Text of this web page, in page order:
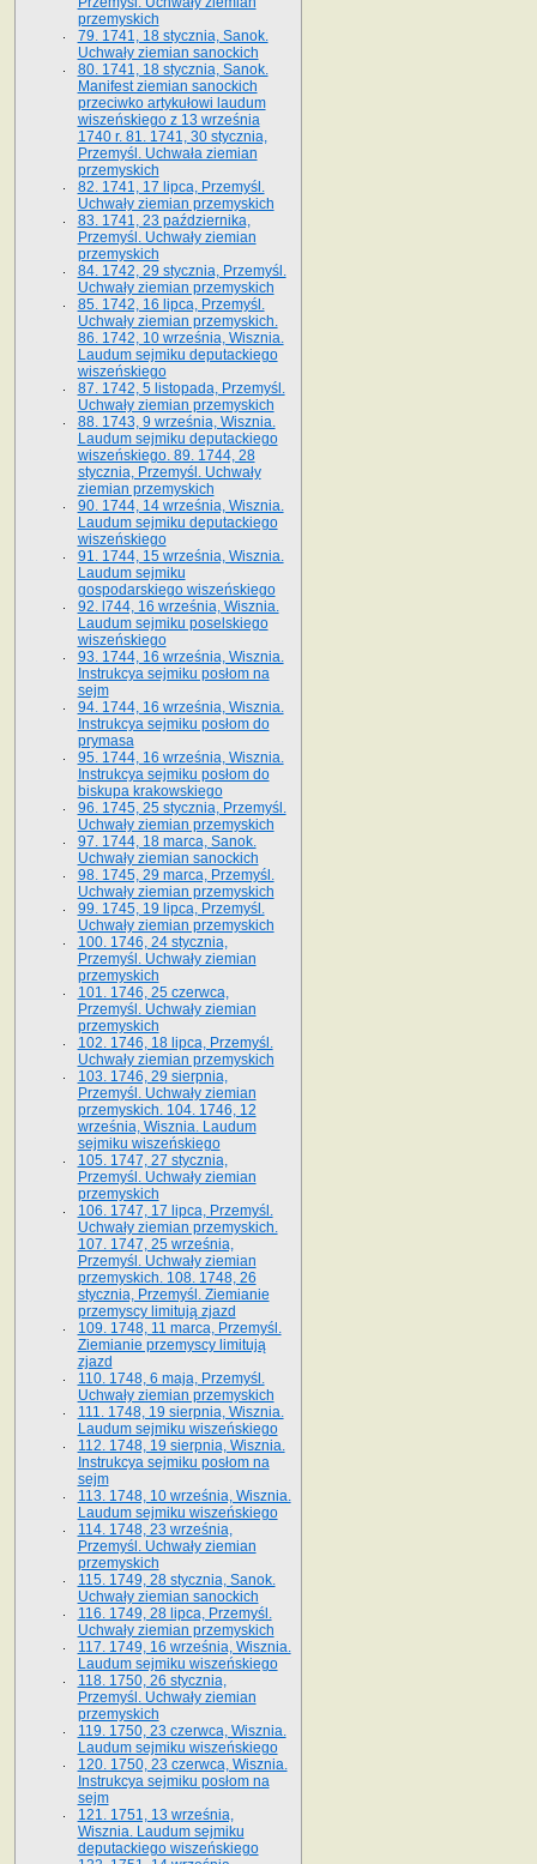
przemyskich
79. 1741, 18 stycznia, Sanok.
Uchwały ziemian sanockich
80. 1741, 18 stycznia, Sanok.
Manifest ziemian sanockich
przeciwko artykułowi laudum
wiszeńskiego z 13 wrze­śnia
1740 r. 81. 1741, 30 stycznia,
Przemyśl. Uchwała ziemian
przemyskich
82. 1741, 17 lipca, Przemyśl.
Uchwały ziemian przemyskich
83. 1741, 23 października,
Przemyśl. Uchwały ziemian
przemyskich
84. 1742, 29 stycznia, Przemyśl.
Uchwały ziemian przemyskich
85. 1742, 16 lipca, Przemyśl.
Uchwały ziemian przemyskich.
86. 1742, 10 września, Wisznia.
Laudum sejmiku deputackiego
wiszeńskiego
87. 1742, 5 listopada, Przemyśl.
Uchwały ziemian przemyskich
88. 1743, 9 września, Wisznia.
Laudum sejmiku deputackiego
wiszeńskiego. 89. 1744, 28
stycznia, Przemyśl. Uchwały
ziemian przemyskich
90. 1744, 14 września, Wisznia.
Laudum sejmiku deputackiego
wiszeńskiego
91. 1744, 15 września, Wisznia.
Laudum sejmiku
gospodarskiego wiszeńskiego
92. l744, 16 września, Wisznia.
Laudum sejmiku poselskiego
wiszeńskiego
93. 1744, 16 września, Wisznia.
Instrukcya sejmiku posłom na
sejm
94. 1744, 16 września, Wisznia.
Instrukcya sejmiku posłom do
prymasa
95. 1744, 16 września, Wisznia.
Instrukcya sejmiku posłom do
biskupa krakowskiego
96. 1745, 25 stycznia, Przemyśl.
Uchwały ziemian przemyskich
97. 1744, 18 marca, Sanok.
Uchwały ziemian sanockich
98. 1745, 29 marca, Przemyśl.
Uchwały ziemian przemyskich
99. 1745, 19 lipca, Przemyśl.
Uchwały ziemian przemyskich
100. 1746, 24 stycznia,
Przemyśl. Uchwały ziemian
przemyskich
101. 1746, 25 czerwca,
Przemyśl. Uchwały ziemian
przemyskich
102. 1746, 18 lipca, Przemyśl.
Uchwały ziemian przemyskich
103. 1746, 29 sierpnia,
Przemyśl. Uchwały ziemian
przemyskich. 104. 1746, 12
września, Wisznia. Laudum
sejmiku wiszeńskiego
105. 1747, 27 stycznia,
Przemyśl. Uchwały ziemian
przemyskich
106. 1747, 17 lipca, Przemyśl.
Uchwały ziemian przemyskich.
107. 1747, 25 września,
Przemyśl. Uchwały ziemian
przemyskich. 108. 1748, 26
stycznia, Przemyśl. Ziemianie
przemyscy limitują zjazd
109. 1748, 11 marca, Przemyśl.
Ziemianie przemyscy limitują
zjazd
110. 1748, 6 maja, Przemyśl.
Uchwały ziemian przemyskich
111. 1748, 19 sierpnia, Wisznia.
Laudum sejmiku wiszeńskiego
112. 1748, 19 sierpnia, Wisznia.
Instrukcya sejmiku posłom na
sejm
113. 1748, 10 września, Wisznia.
Laudum sejmiku wiszeńskiego
114. 1748, 23 września,
Przemyśl. Uchwały ziemian
przemyskich
115. 1749, 28 stycznia, Sanok.
Uchwały ziemian sanockich
116. 1749, 28 lipca, Przemyśl.
Uchwały ziemian przemyskich
117. 1749, 16 września, Wisznia.
Laudum sejmiku wiszeńskiego
118. 1750, 26 stycznia,
Przemyśl. Uchwały ziemian
przemyskich
119. 1750, 23 czerwca, Wisznia.
Laudum sejmiku wiszeńskiego
120. 1750, 23 czerwca, Wisznia.
Instrukcya sejmiku posłom na
sejm
121. 1751, 13 września,
Wisznia. Laudum sejmiku
deputackiego wiszeńskiego